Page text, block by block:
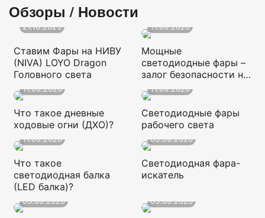
Обзоры / Новости
21.10.2025
Ставим Фары на НИВУ
(NIVA) LOYO Dragon
Головного света
11.09.2020
Мощные
светодиодные фары –
залог безопасности на
11.09.2020
Что такое дневные
ходовые огни (ДХО)?
11.09.2020
Светодиодные фары
рабочего света
11.09.2020
Что такое
светодиодная балка
(LED балка)?
03.09.2020
Светодиодная фара-
искатель
03.09.2020 03.09.2020